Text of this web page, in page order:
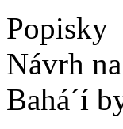
Popisky
Návrh
Bahá´í